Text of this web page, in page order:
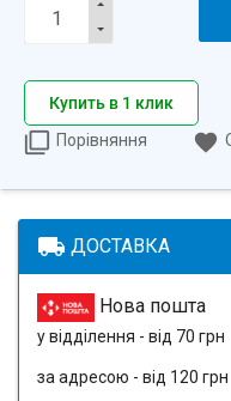
Купить в 1 клик
Порівняння
local_shipping ДОСТАВКА
Нова пошта
у відділення - від 70 грн
за адресою - від 120 грн